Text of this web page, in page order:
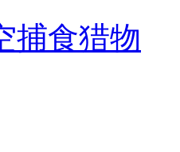
捕食猎物